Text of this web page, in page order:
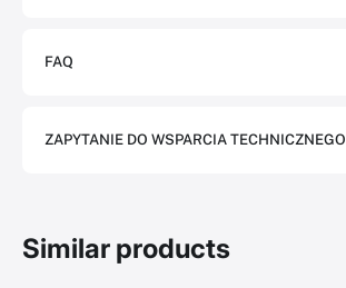
FAQ
ZAPYTANIE DO WSPARCIA TECHNICZNEGO
Similar products